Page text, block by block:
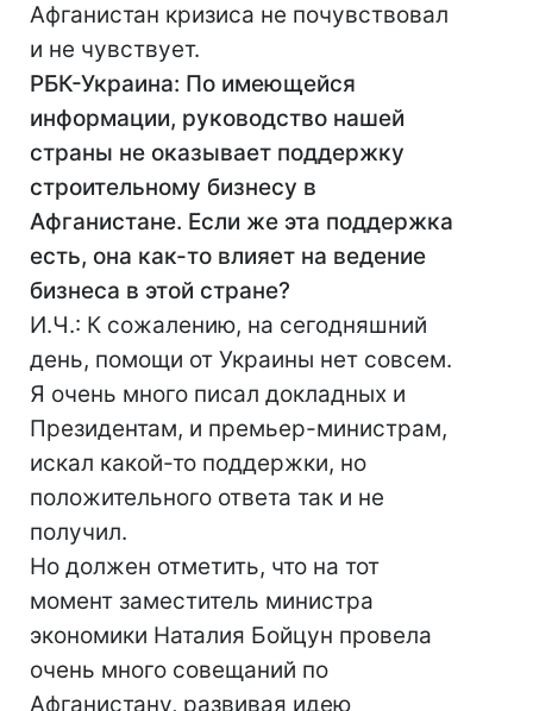
Афганистан кризиса не почувствовал
и не чувствует.
РБК-Украина: По имеющейся
информации, руководство нашей
страны не оказывает поддержку
строительному бизнесу в
Афганистане. Если же эта поддержка
есть, она как-то влияет на ведение
бизнеса в этой стране?
И.Ч.: К сожалению, на сегодняшний
день, помощи от Украины нет совсем.
Я очень много писал докладных и
Президентам, и премьер-министрам,
искал какой-то поддержки, но
положительного ответа так и не
получил.
Но должен отметить, что на тот
момент заместитель министра
экономики Наталия Бойцун провела
очень много совещаний по
Афганистану, развивая идею